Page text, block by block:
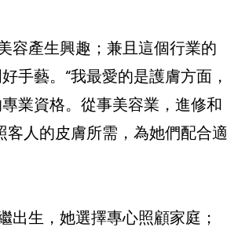
容產生興趣；兼且這個行業的
手藝。“我最愛的是護膚方面，
業資格。從事美容業，進修和
人的皮膚所需，為她們配合適
生，她選擇專心照顧家庭；